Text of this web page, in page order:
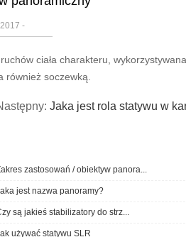
-
ciała charakteru,
również soczewką.
Jaka jest rola statywu w
zastosowań / obiektyw panora...
jest nazwa panoramy?
są jakieś stabilizatory do strz...
używać statywu SLR